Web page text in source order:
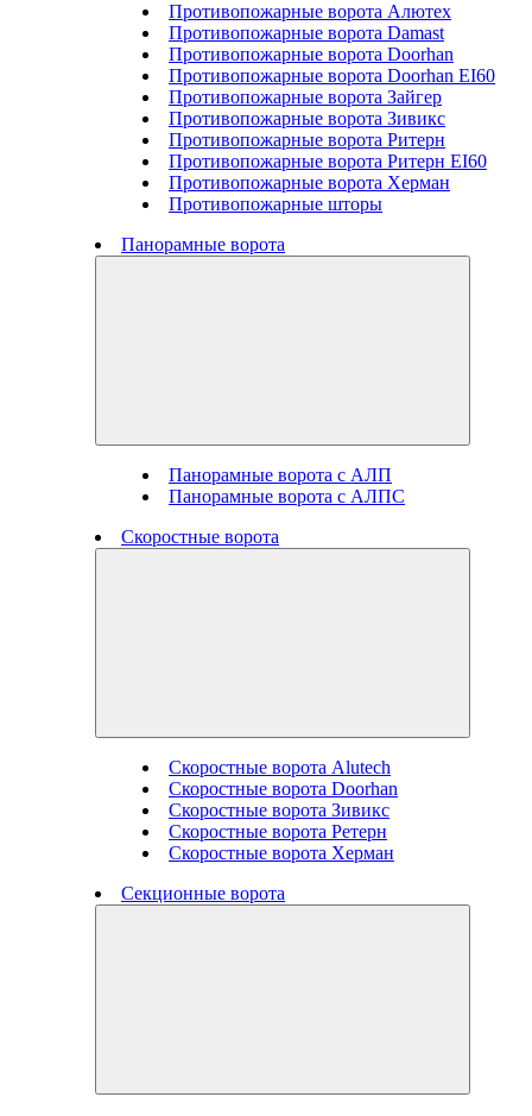
Противопожарные ворота Алютех
Противопожарные ворота Damast
Противопожарные ворота Doorhan
Противопожарные ворота Doorhan EI60
Противопожарные ворота Зайгер
Противопожарные ворота Зивикс
Противопожарные ворота Ритерн
Противопожарные ворота Ритерн EI60
Противопожарные ворота Херман
Противопожарные шторы
Панорамные ворота
Панорамные ворота с АЛП
Панорамные ворота с АЛПС
Скоростные ворота
Скоростные ворота Alutech
Скоростные ворота Doorhan
Скоростные ворота Зивикс
Скоростные ворота Ретерн
Скоростные ворота Херман
Секционные ворота